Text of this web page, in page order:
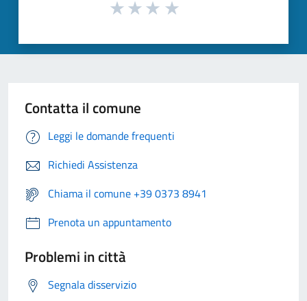
Contatta il comune
Leggi le domande frequenti
Richiedi Assistenza
Chiama il comune +39 0373 8941
Prenota un appuntamento
Problemi in città
Segnala disservizio